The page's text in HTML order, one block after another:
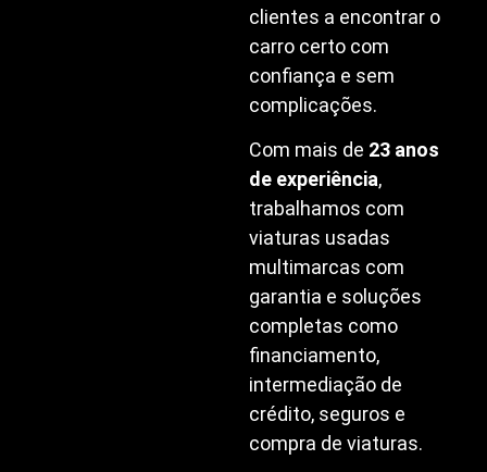
clientes a encontrar o
carro certo com
confiança e sem
complicações.
Com mais de 23 anos
de experiência,
trabalhamos com
viaturas usadas
multimarcas com
garantia e soluções
completas como
financiamento,
intermediação de
crédito, seguros e
compra de viaturas.